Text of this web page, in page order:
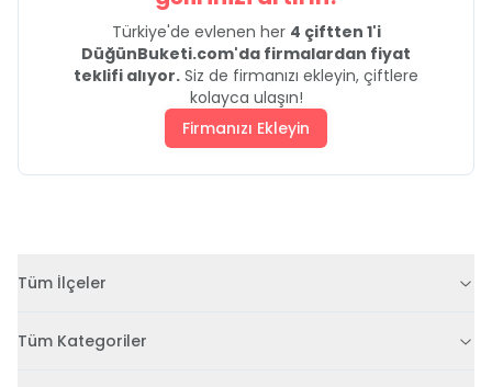
Türkiye'de evlenen her 4 çiftten 1'i
DüğünBuketi.com'da firmalardan fiyat
teklifi alıyor. Siz de firmanızı ekleyin, çiftlere
kolayca ulaşın!
Firmanızı Ekleyin
Tüm İlçeler
Tüm Kategoriler